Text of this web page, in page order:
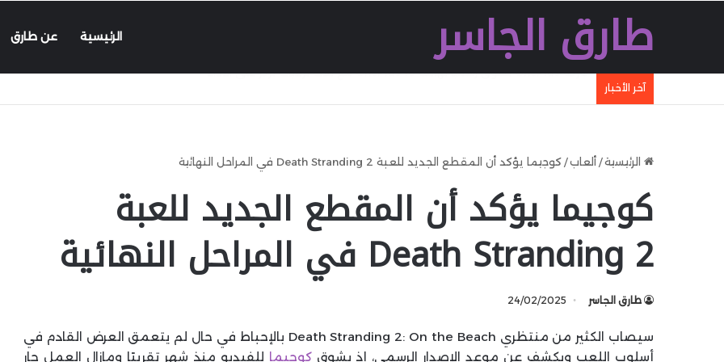
طارق الجاسر الرئيسية عن طارق
آخر الأخبار
الرئيسية/ ألعاب/ كوجيما يؤكد أن المقطع الجديد للعبة Death Stranding 2 في المراحل النهائية
كوجيما يؤكد أن المقطع الجديد للعبة
Death Stranding 2 في المراحل النهائية
طارق الجاسر 24/02/2025
سيصاب الكثير من منتظري Death Stranding 2: On the Beach بالإحباط في حال لم يتعمق العرض القادم في
أسلوب اللعب ويكشف عن موعد الإصدار الرسمي، إذ يشوقكوجيما للفيديو منذ شهر تقريبًا ومازال العمل جارٍ